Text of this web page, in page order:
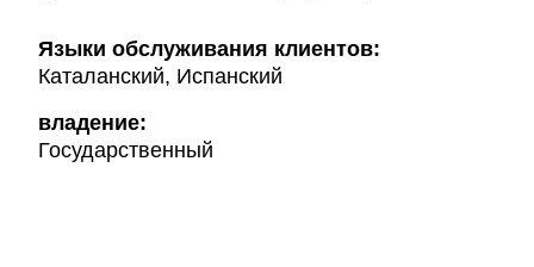
Языки обслуживания клиентов:
Каталанский, Испанский
владение:
Государственный